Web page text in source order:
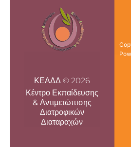
ΚΕΑΔΔ © 2026
Κέντρο Εκπαίδευσης
& Αντιμετώπισης
Διατροφικών
Διαταραχών